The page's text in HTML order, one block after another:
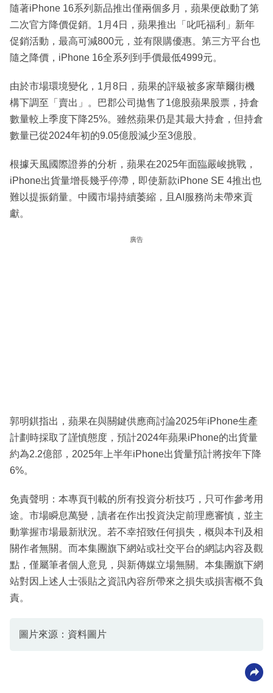
隨著iPhone 16系列新品推出僅兩個多月，蘋果便啟動了第
二次官方降價促銷。1月4日，蘋果推出「叱吒福利」新年
促銷活動，最高可減800元，並有限購優惠。第三方平台也
隨之降價，iPhone 16全系列到手價最低4999元。
由於市場環境變化，1月8日，蘋果的評級被多家華爾街機
構下調至「賣出」。巴郡公司拋售了1億股蘋果股票，持倉
數量較上季度下降25%。雖然蘋果仍是其最大持倉，但持倉
數量已從2024年初的9.05億股減少至3億股。
根據天風國際證券的分析，蘋果在2025年面臨嚴峻挑戰，
iPhone出貨量增長幾乎停滯，即使新款iPhone SE 4推出也
難以提振銷量。中國市場持續萎縮，且AI服務尚未帶來貢
獻。
廣告
郭明錤指出，蘋果在與關鍵供應商討論2025年iPhone生產
計劃時採取了謹慎態度，預計2024年蘋果iPhone的出貨量
約為2.2億部，2025年上半年iPhone出貨量預計將按年下降
6%。
免責聲明：本專頁刊載的所有投資分析技巧，只可作參考用
途。市場瞬息萬變，讀者在作出投資決定前理應審慎，並主
動掌握市場最新狀況。若不幸招致任何損失，概與本刊及相
關作者無關。而本集團旗下網站或社交平台的網誌內容及觀
點，僅屬筆者個人意見，與新傳媒立場無關。本集團旗下網
站對因上述人士張貼之資訊內容所帶來之損失或損害概不負
責。
圖片來源：資料圖片